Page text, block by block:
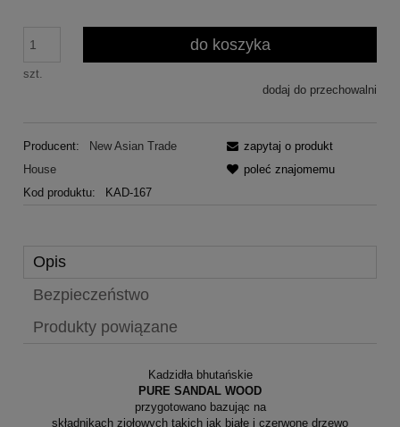
szt.
do koszyka
dodaj do przechowalni
Producent:
New Asian Trade
House
Kod produktu:
KAD-167
zapytaj o produkt
poleć znajomemu
Opis
Bezpieczeństwo
Produkty powiązane
Kadzidła bhutańskie
PURE SANDAL WOOD
przygotowano bazując na
składnikach ziołowych takich jak białe i czerwone drzewo